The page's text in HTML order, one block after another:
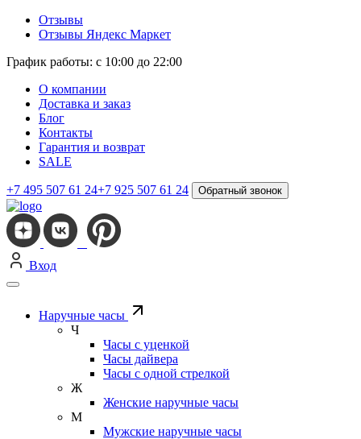
Отзывы
Отзывы Яндекс Маркет
График работы: с 10:00 до 22:00
О компании
Доставка и заказ
Блог
Контакты
Гарантия и возврат
SALE
+7 495 507 61 24+7 925 507 61 24 Обратный звонок
Вход
Наручные часы
Ч
Часы с уценкой
Часы дайвера
Часы с одной стрелкой
Ж
Женские наручные часы
М
Мужские наручные часы